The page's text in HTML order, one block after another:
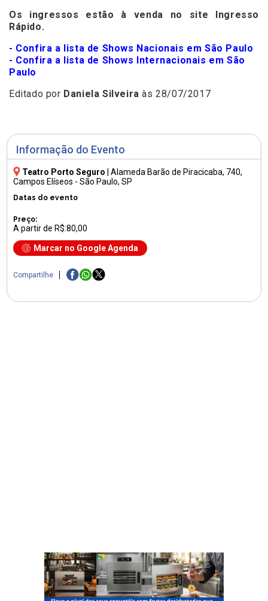
Informação do Evento
Teatro Porto Seguro |Alameda Barão de Piracicaba, 740,
Campos Elíseos - São Paulo, SP
Datas do evento
Preço:
A partir de R$:80,00
Marcar no Google Agenda
Compartilhe
Os ingressos estão à venda no site
Ingresso
Rápido.
- Confira a lista de Shows Nacionais em São Paulo
- Confira a lista de Shows Internacionais em São
Paulo
Editado por Daniela Silveira às 28/07/2017